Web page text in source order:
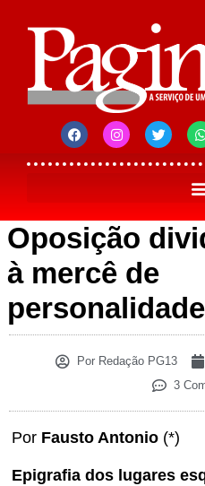
Oposição
à mercê de
PorRedação PG13
3
Por Fausto Antonio (*)
Epigrafia dos lugares